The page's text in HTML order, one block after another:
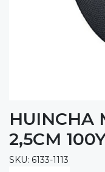
HUINCHA
2,5CM
SKU: 6133-1113